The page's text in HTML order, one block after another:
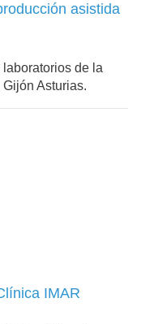
asistida
de la
Asturias.
IMAR